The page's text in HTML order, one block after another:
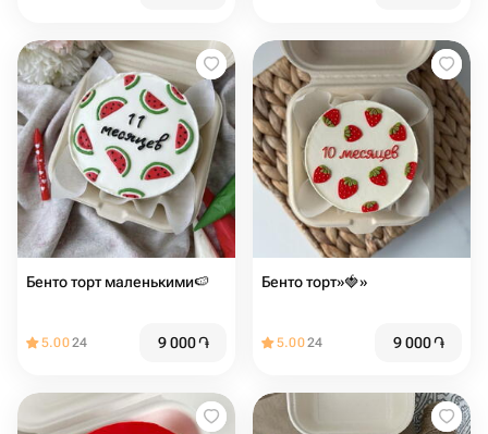
Бенто торт маленькими🍉
5.0024 9 000֏
Бенто торт»🍓»
5.0024 9 000֏